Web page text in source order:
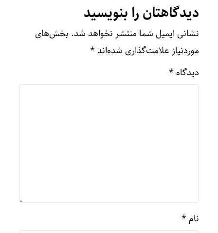
دیدگاهتان را بنویسید
نشانی ایمیل شما منتشر نخواهد شد. بخش‌های
موردنیاز علامت‌گذاری شده‌اند *
دیدگاه *
نام *